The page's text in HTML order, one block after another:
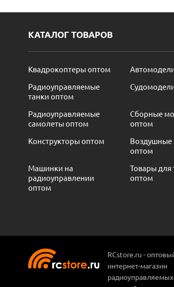
КАТАЛОГ ТОВАРОВ
Квадрокоптеры оптом
Радиоуправляемые
танки оптом
Радиоуправляемые
самолеты оптом
Сборные
оптом
Конструкторы оптом
Воздушные
оптом
Машинки на
радиоуправлении
оптом
Товары для
оптом
RCstore.ru -
интернет-магазин